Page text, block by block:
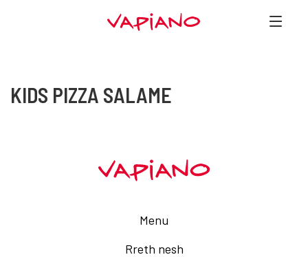
KIDS PIZZA SALAME
Menu
Rreth nesh